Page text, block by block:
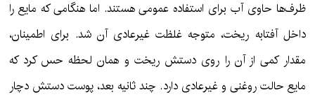
ظرف‌ها حاوی آب برای استفاده عمومی هستند. اما هنگامی که مایع را
داخل آفتابه ریخت، متوجه غلظت غیرعادی آن شد. برای اطمینان،
مقدار کمی از آن را روی دستش ریخت و همان لحظه حس کرد که
مایع حالت روغنی و غیرعادی دارد. چند ثانیه بعد، پوست دستش دچار